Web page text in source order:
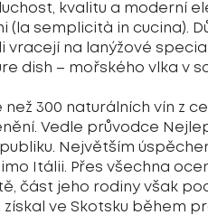
kvalitu a moderní
(la semplicità in cucina).
vracejí na lanýžové
dish – mořského vlka v
300 naturálních vín z
Vedle průvodce
Největším
Itálii. Přes všechna
část jeho rodiny však
ve Skotsku během